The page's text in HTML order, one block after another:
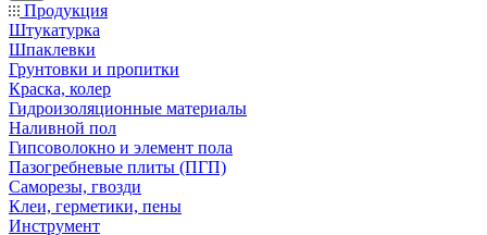
Продукция
Штукатурка
Шпаклевки
Грунтовки и пропитки
Краска, колер
Гидроизоляционные материалы
Наливной пол
Гипсоволокно и элемент пола
Пазогребневые плиты (ПГП)
Саморезы, гвозди
Клеи, герметики, пены
Инструмент